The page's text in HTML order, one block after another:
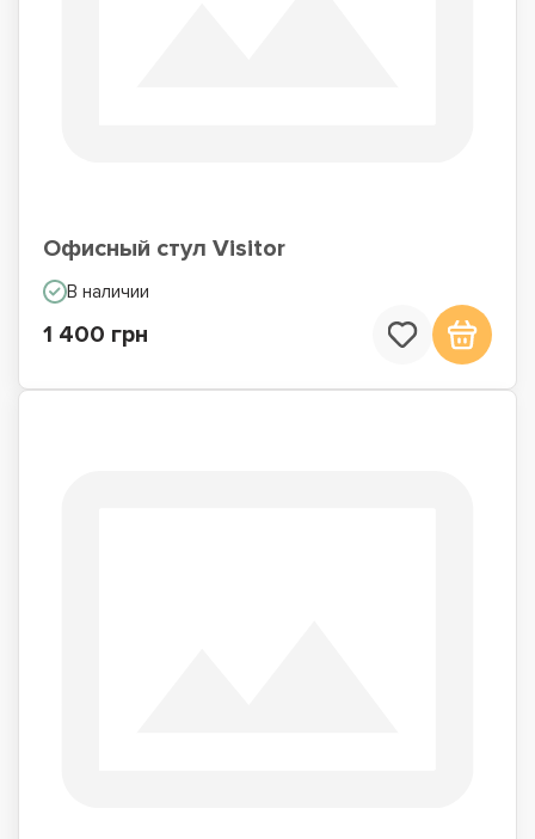
Офисный стул Visitor
В наличии
1 400 грн